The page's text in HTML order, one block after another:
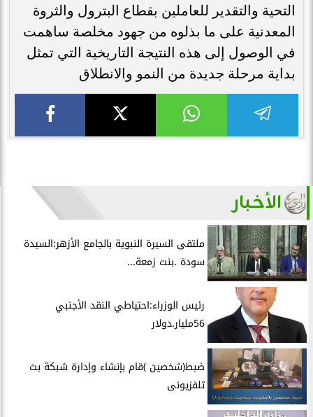
التحية والتقدير للعاملين بقطاع البترول والثروة
المعدنية على ما بذلوه من جهود مخلصة ساهمت
في الوصول إلى هذه النتيجة التاريخية التي تمثل
بداية مرحلة جديدة من النمو والانطلاق
الأخبار
ملتقى السيرة النبوية بالجامع الأزهر:السيدة
سودة .بنت زمعة...
رئيس الوزراء:احتياطي النقد الأجنبي
56مليار.دولار
ضبط(شخصين )قام بإنشاء وإدارة شبكة بث
تلفزيونى